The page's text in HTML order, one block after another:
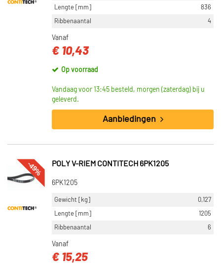
Lengte [mm]
836
Ribbenaantal
4
Vanaf
€ 10,43
Op voorraad
Vandaag voor 13:45 besteld, morgen (zaterdag) bij u
geleverd.
Aanbiedingen
-49% POLY V-RIEM CONTITECH 6PK1205
6PK1205
Gewicht [kg]
0,127
Lengte [mm]
1205
Ribbenaantal
6
Vanaf
€ 15,25